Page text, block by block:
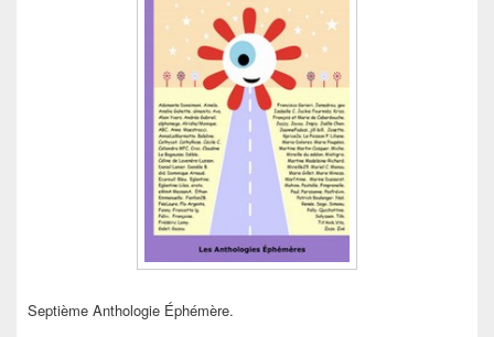
Septième Anthologie Éphémère.